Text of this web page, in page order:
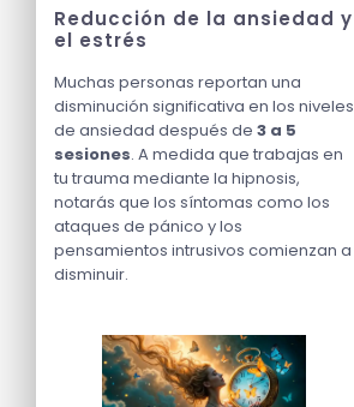
Reducción de la ansiedad y
el estrés
Muchas personas reportan una
disminución significativa en los niveles
de ansiedad después de 3 a 5
sesiones. A medida que trabajas en
tu trauma mediante la hipnosis,
notarás que los síntomas como los
ataques de pánico y los
pensamientos intrusivos comienzan a
disminuir.